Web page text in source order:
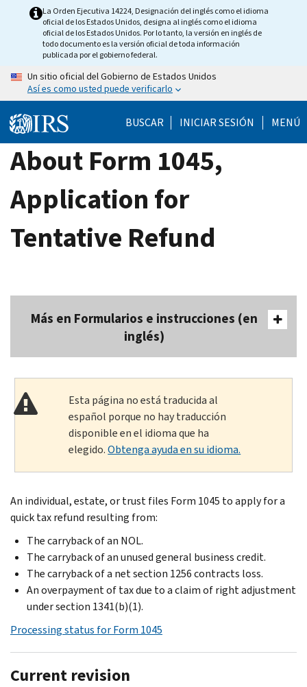
La Orden Ejecutiva 14224, Designación del inglés como el idioma
oficial de los Estados Unidos, designa al inglés como el idioma
oficial de los Estados Unidos. Por lo tanto, la versión en inglés de
todo documento es la versión oficial de toda información
publicada por el gobierno federal.
Un sitio oficial del Gobierno de Estados Unidos
Así es como usted puede verificarlo
BUSCAR INICIAR SESIÓN MENÚ
About Form 1045,
Application for
Tentative Refund
Más en Formularios e instrucciones (en
inglés)
Esta página no está traducida al
español porque no hay traducción
disponible en el idioma que ha
elegido.Obtenga ayuda en su idioma.
An individual, estate, or trust files Form 1045 to apply for a
quick tax refund resulting from:
The carryback of an NOL.
The carryback of an unused general business credit.
The carryback of a net section 1256 contracts loss.
An overpayment of tax due to a claim of right adjustment
under section 1341(b)(1).
Processing status for Form 1045
Current revision